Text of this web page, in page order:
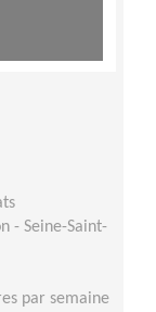
- Seine-Saint-
par semaine